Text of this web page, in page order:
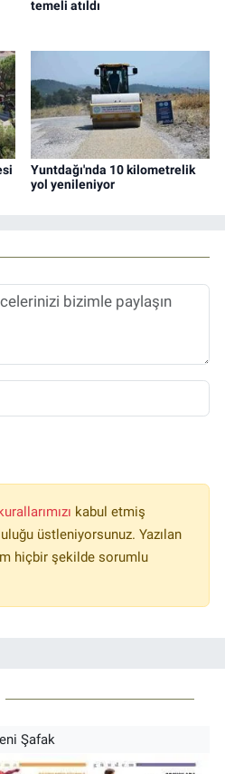
temeli atıldı
Yuntdağı'nda 10 kilometrelik
yol yenileniyor
kabul etmiş
üstleniyorsunuz. Yazılan
hiçbir şekilde sorumlu
Şafak